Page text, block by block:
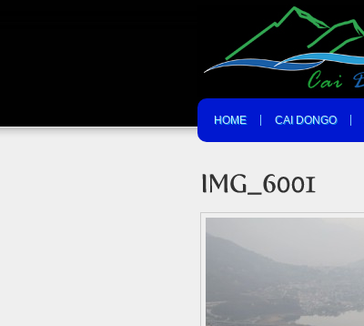
HOME CAI DONGO